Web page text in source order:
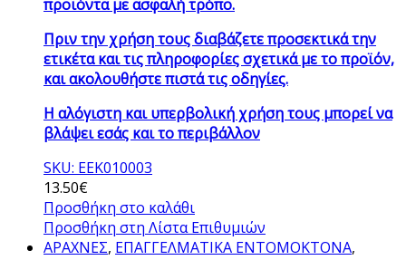
προϊόντα με ασφαλή τρόπο.
Πριν την χρήση τους διαβάζετε προσεκτικά την
ετικέτα και τις πληροφορίες σχετικά με το προϊόν,
και ακολουθήστε πιστά τις οδηγίες.
Η αλόγιστη και υπερβολική χρήση τους μπορεί να
βλάψει εσάς και το περιβάλλον
SKU: EEK010003
13.50€
Προσθήκη στο καλάθι
Προσθήκη στη Λίστα Επιθυμιών
ΑΡΑΧΝΕΣ, ΕΠΑΓΓΕΛΜΑΤΙΚΑ ΕΝΤΟΜΟΚΤΟΝΑ,